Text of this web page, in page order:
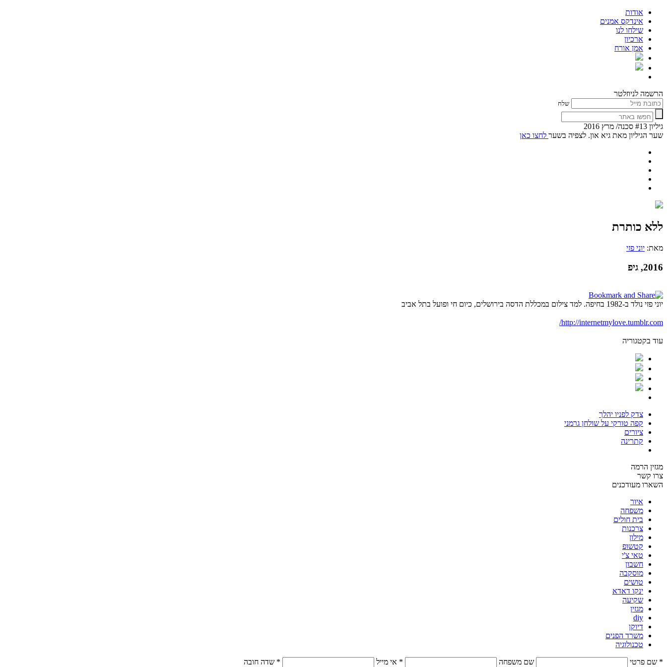
אודות
אינדקס אמנים
שילחו לנו
ארכיון
אמן אורח
הרשמה לניוזלטר
שלח
גיליון #13 סכנה/ מרץ 2016
שער הגיליון מאת גיא און. לצפיה בשער לחצו כאן
ללא כותרת
מאת: יוני פזי
2016, גיפ
יוני פזי נולד ב-1982 בחיפה. למד צילום במכללת הדסה בירושלים, כיום חי ופועל בתל אביב
http://internetmylove.tumblr.com/
עוד בקטגוריה
צדק לפניו יהלך
קפה טורקי על שולחן גרמני
ציורים
קתרינה
מגזין הרמה
צרו קשר
השארו מעודכנים
איור
משפחה
בית חולים
צרכנות
מילון
קטשופ
טאי צ'י
חשבון
מוסקבה
טושים
ינקו דאדא
שקיעה
מגזין
diy
דיוקן
משרד הפנים
טכנולוגיה
* שם פרטי שם משפחה * אי מייל * שדה חובה